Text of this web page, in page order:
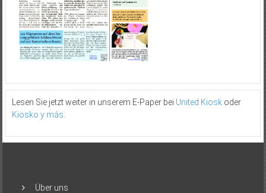
Lesen Sie jetzt weiter in unserem E-Paper bei United Kioskoder
Kiosko y más
Über uns